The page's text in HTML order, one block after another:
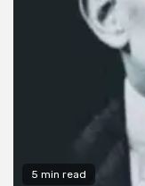
5 min read